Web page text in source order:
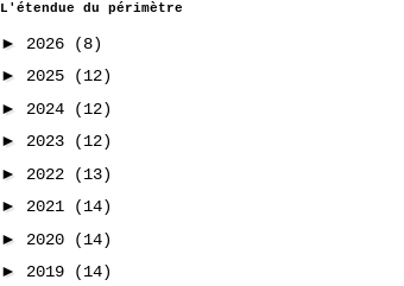
L'étendue du périmètre
► 2026
(8)
► 2025
(12)
► 2024
(12)
► 2023
(12)
► 2022
(13)
► 2021
(14)
► 2020
(14)
► 2019
(14)